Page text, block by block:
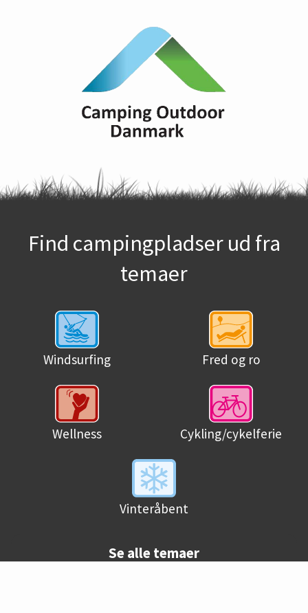
Find campingpladser ud fra
temaer
Windsurfing Fred og ro
Wellness Cykling/cykelferie
Vinteråbent
Se alle temaer